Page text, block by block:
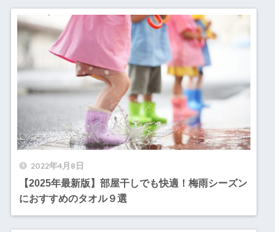
2022年4月8日
【2025年最新版】部屋干しでも快適！梅雨シーズン
におすすめのタオル９選